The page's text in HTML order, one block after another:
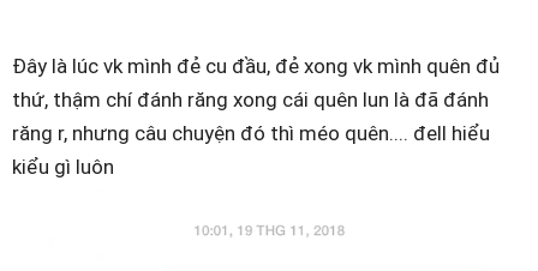
Đây là lúc vk mình đẻ cu đầu, đẻ xong vk mình quên đủ
thứ, thậm chí đánh răng xong cái quên lun là đã đánh
răng r, nhưng câu chuyện đó thì méo quên.... đell hiểu
kiểu gì luôn